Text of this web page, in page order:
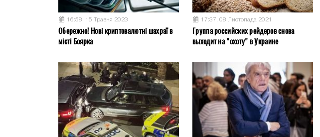
16:58, 15 Травня 2023
Обережно! Нові криптовалютні шахраї в
місті Боярка
17:37, 08 Листопада 2021
Группа российских рейдеров снова
выходит на "охоту" в Украине